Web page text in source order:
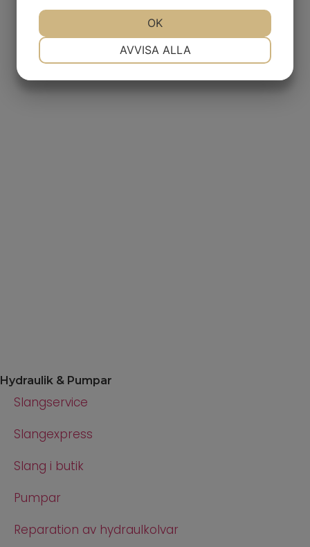
Hydraulik & Pumpar
Slangservice
Slangexpress
Slang i butik
Pumpar
Reparation av hydraulkolvar
AVVISA ALLA
OK